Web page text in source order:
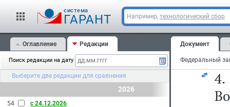
cистема
ГАРАНТ Например, технологический сбор
Оглавление Редакции
Поиск редакции на дату
Выберите две редакции для сравнения
2026
54
с 24.12.2026
Документ